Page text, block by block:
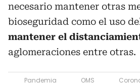
necesario mantener otras
bioseguridad como el uso
mantener el
aglomeraciones entre otras.
Pandemia OMS